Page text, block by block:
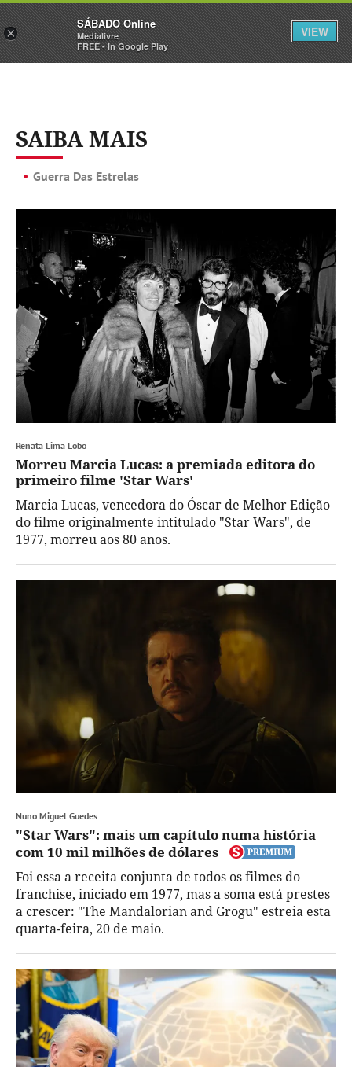
Sábado Assine Iniciar Sessão
SAIBA MAIS
Guerra Das Estrelas
Renata Lima Lobo
Morreu Marcia Lucas: a premiada editora do
primeiro filme 'Star Wars'
Marcia Lucas, vencedora do Óscar de Melhor Edição
do filme originalmente intitulado "Star Wars", de
1977, morreu aos 80 anos.
Nuno Miguel Guedes
"Star Wars": mais um capítulo numa história
com 10 mil milhões de dólares
Foi essa a receita conjunta de todos os filmes do
franchise, iniciado em 1977, mas a soma está prestes
a crescer: "The Mandalorian and Grogu" estreia esta
quarta-feira, 20 de maio.
×
SÁBADO Online
Medialivre
FREE - In Google Play
VIEW